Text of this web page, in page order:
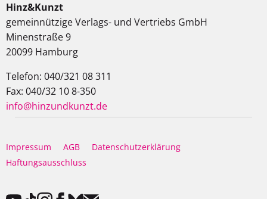
Hinz&Kunzt
gemeinnützige Verlags- und Vertriebs GmbH
Minenstraße 9
20099 Hamburg
Telefon: 040/321 08 311
Fax: 040/32 10 8-350
info@hinzundkunzt.de
Impressum AGB
Datenschutzerklärung
Haftungsausschluss